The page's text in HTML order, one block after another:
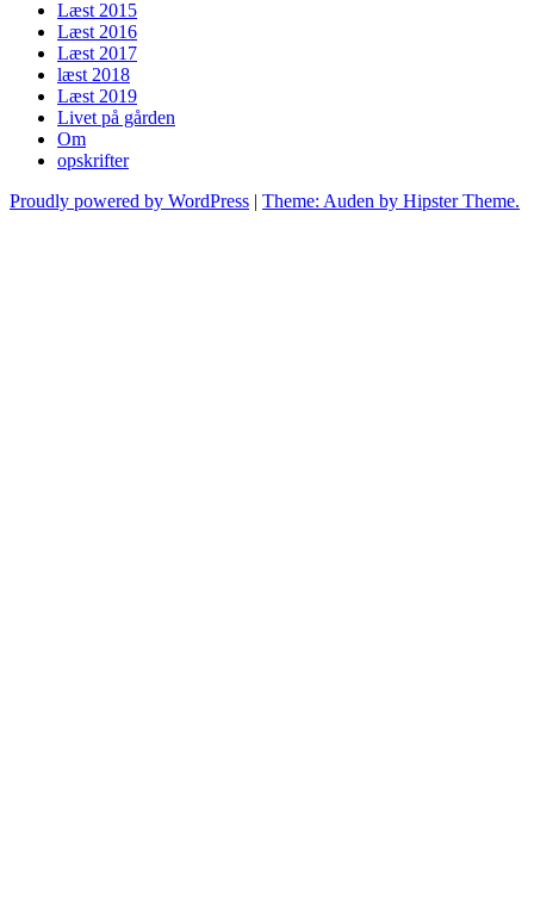
Læst 2015
Læst 2016
Læst 2017
læst 2018
Læst 2019
Livet på gården
Om
opskrifter
Proudly powered by WordPress | Theme: Auden by Hipster Theme.